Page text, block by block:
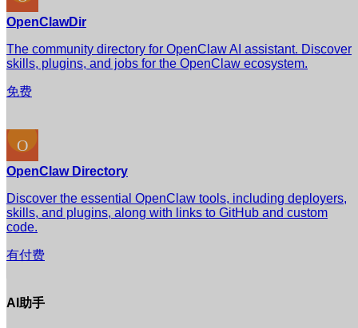
OpenClawDir
The community directory for OpenClaw AI assistant. Discover
skills, plugins, and jobs for the OpenClaw ecosystem.
免费
OpenClaw Directory
Discover the essential OpenClaw tools, including deployers,
skills, and plugins, along with links to GitHub and custom
code.
有付费
AI助手